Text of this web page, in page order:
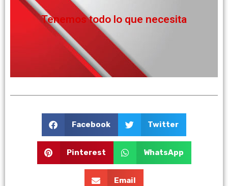
Tenemos todo lo que necesita
Beneficios
increibles
Activación en menos de 24 hrs
Transmita en vivo en diferentes canales como Web,
Facebook, Youtube y móvil.
Facebook Twitter
Pinterest WhatsApp
Email